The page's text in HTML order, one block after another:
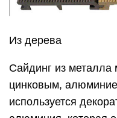
Из дерева
Сайдинг из металла
цинковым,
используется